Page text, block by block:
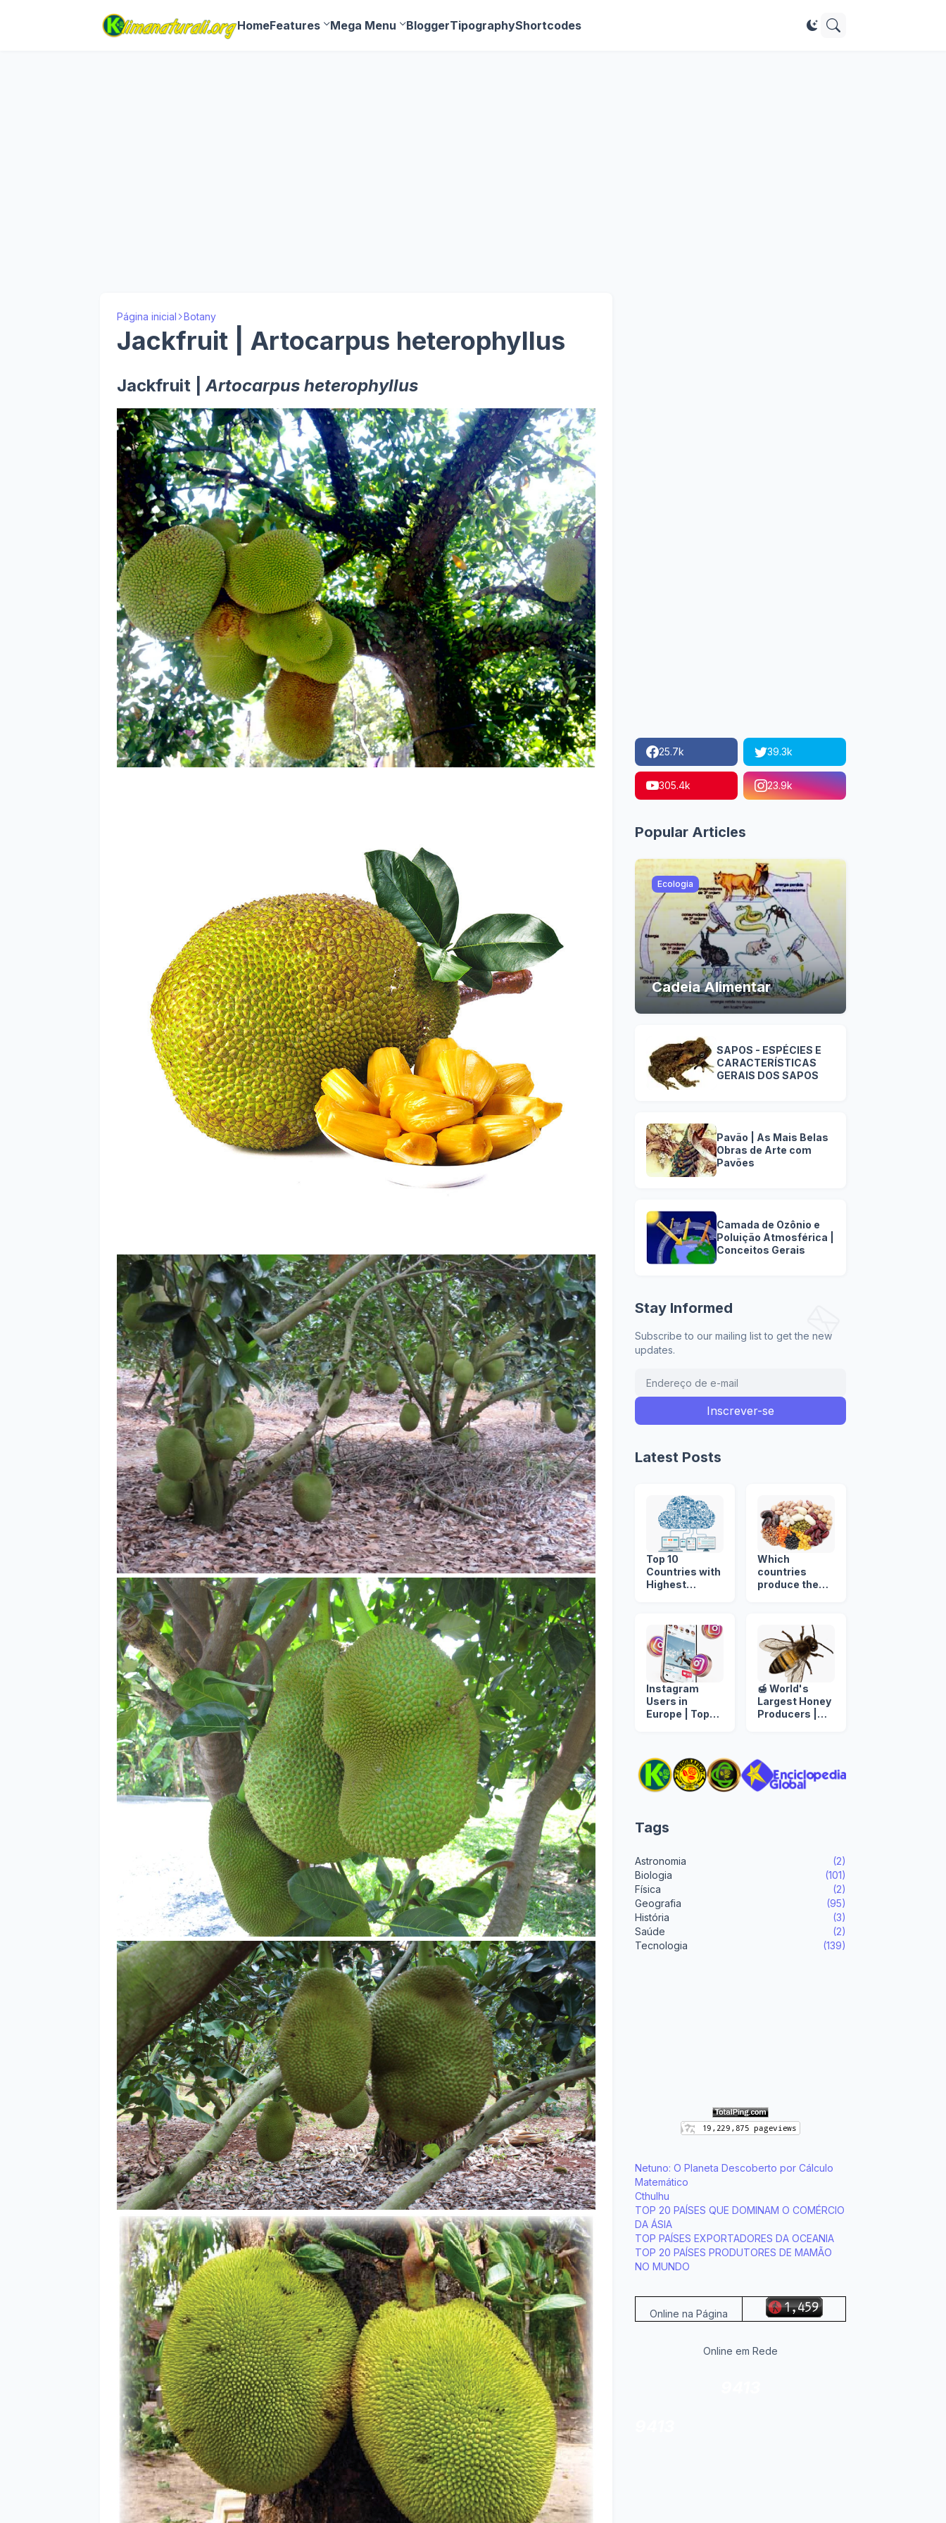
HomeFeatures Mega Menu BloggerTipographyShortcodes
Página inicial Botany
Jackfruit | Artocarpus heterophyllus
Jackfruit |Artocarpus heterophyllus
25.7k 39.3k
305.4k 23.9k
Popular Articles
Ecologia
Cadeia Alimentar
SAPOS - ESPÉCIES E
CARACTERÍSTICAS
GERAIS DOS SAPOS
Pavão | As Mais Belas
Obras de Arte com
Pavões
Camada de Ozônio e
Poluição Atmosférica |
Conceitos Gerais
Stay Informed
Subscribe to our mailing list to get the new
updates.
Latest Posts
Top 10
Countries with
Highest
Which
countries
produce the
Instagram
Users in
Europe | Top
Users
🍯 World's
Largest Honey
Producers |
Tags
Astronomia
(2)
Biologia
(101)
Física
(2)
Geografia
(95)
História
(3)
Saúde
(2)
Tecnologia
(139)
Netuno: O Planeta Descoberto por Cálculo
Matemático
Cthulhu
TOP 20 PAÍSES QUE DOMINAM O COMÉRCIO
DA ÁSIA
TOP PAÍSES EXPORTADORES DA OCEANIA
TOP 20 PAÍSES PRODUTORES DE MAMÃO
NO MUNDO
Online na Página
Online em Rede